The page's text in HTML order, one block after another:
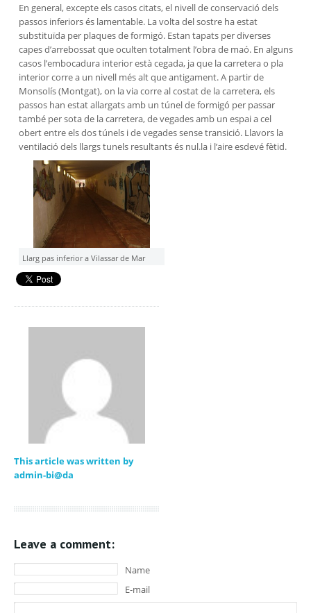
En general, excepte els casos citats, el nivell de conservació dels
passos inferiors és lamentable. La volta del sostre ha estat
substituïda per plaques de formigó. Estan tapats per diverses
capes d’arrebossat que oculten totalment l’obra de maó. En alguns
casos l’embocadura interior està cegada, ja que la carretera o pla
interior corre a un nivell més alt que antigament. A partir de
Monsolís (Montgat), on la via corre al costat de la carretera, els
passos han estat allargats amb un túnel de formigó per passar
també per sota de la carretera, de vegades amb un espai a cel
obert entre els dos túnels i de vegades sense transició. Llavors la
ventilació dels llargs tunels resultants és nul.la i l’aire esdevé fètid.
Llarg pas inferior a Vilassar de Mar
This article was written by
admin-bi@da
Leave a comment:
Name
E-mail